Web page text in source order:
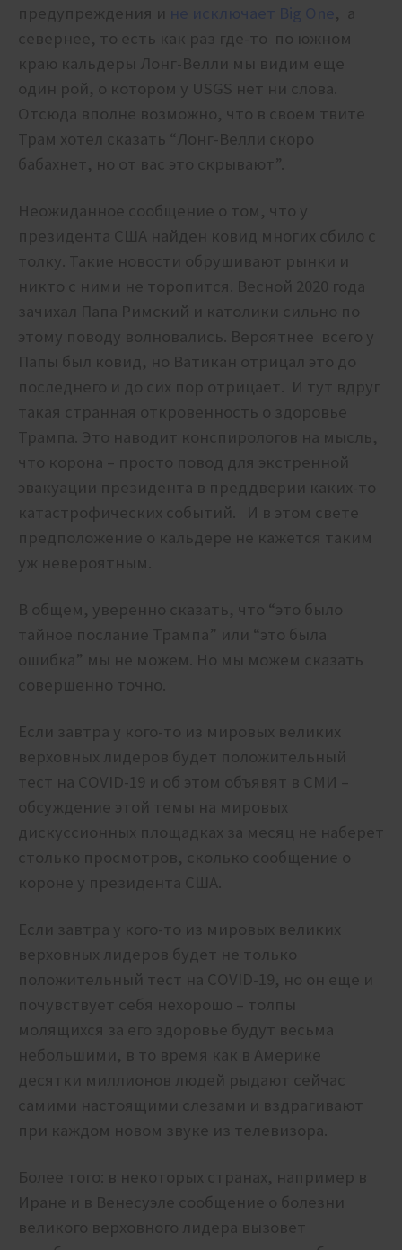
предупреждения и не исключает Big One , а
севернее, то есть как раз где-то по южном
краю кальдеры Лонг-Велли мы видим еще
один рой, о котором у USGS нет ни слова.
Отсюда вполне возможно, что в своем твите
Трам хотел сказать “Лонг-Велли скоро
бабахнет, но от вас это скрывают”.
Неожиданное сообщение о том, что у
президента США найден ковид многих сбило с
толку. Такие новости обрушивают рынки и
никто с ними не торопится. Весной 2020 года
зачихал Папа Римский и католики сильно по
этому поводу волновались. Вероятнее всего у
Папы был ковид, но Ватикан отрицал это до
последнего и до сих пор отрицает. И тут вдруг
такая странная откровенность о здоровье
Трампа. Это наводит конспирологов на мысль,
что корона – просто повод для экстренной
эвакуации президента в преддверии каких-то
катастрофических событий. И в этом свете
предположение о кальдере не кажется таким
уж невероятным.
В общем, уверенно сказать, что “это было
тайное послание Трампа” или “это была
ошибка” мы не можем. Но мы можем сказать
совершенно точно.
Если завтра у кого-то из мировых великих
верховных лидеров будет положительный
тест на СOVID-19 и об этом объявят в СМИ –
обсуждение этой темы на мировых
дискуссионных площадках за месяц не наберет
столько просмотров, сколько сообщение о
короне у президента США.
Если завтра у кого-то из мировых великих
верховных лидеров будет не только
положительный тест на СOVID-19, но он еще и
почувствует себя нехорошо – толпы
молящихся за его здоровье будут весьма
небольшими, в то время как в Америке
десятки миллионов людей рыдают сейчас
самими настоящими слезами и вздрагивают
при каждом новом звуке из телевизора.
Более того: в некоторых странах, например в
Иране и в Венесуэле сообщение о болезни
великого верховного лидера вызовет